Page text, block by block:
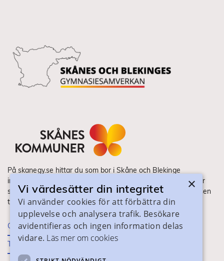
På skanegy.se hittar du som bor i Skåne och Blekinge
information om ditt gymnasieval. Här ser du vilka utbildningar
som finns och hur ansökan och antagning går till. Webbplatsen
tillhandahålls av Skånes Kommuner.
Om webbplatsen
Tillgänglighet
×
Vi värdesätter din integritet
Vi använder cookies för att förbättra din
upplevelse och analysera trafik. Besökare
avidentifieras och ingen information delas
vidare. Läs mer om cookies